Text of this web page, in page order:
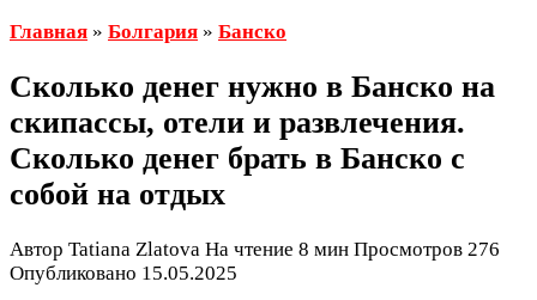
Главная » Болгария » Банско
Сколько денег нужно в Банско на
скипассы, отели и развлечения.
Сколько денег брать в Банско с
собой на отдых
Автор Tatiana Zlatova На чтение 8 мин Просмотров 276
Опубликовано 15.05.2025